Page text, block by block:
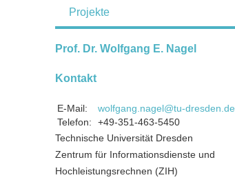
Projekte
Prof. Dr. Wolfgang E. Nagel
Kontakt
E-Mail:
wolfgang.nagel@tu-dresden.de
Telefon:
+49-351-463-5450
Technische Universität Dresden
Zentrum für Informationsdienste und
Hochleistungsrechnen (ZIH)